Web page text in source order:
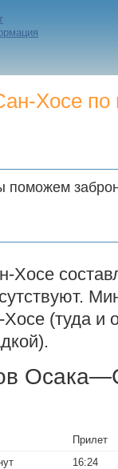
Хосе по
поможем
Хосе
(туда и
Прилет
16:24